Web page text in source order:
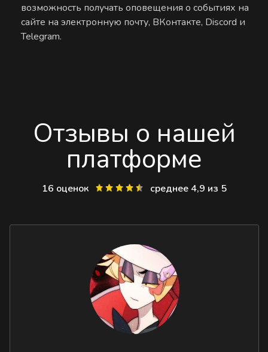
возможность получать оповещения о событиях на
сайте на электронную почту, ВКонтакте, Discord и
Telegram.
Отзывы о нашей
платформе
16 оценок среднее 4,9 из 5